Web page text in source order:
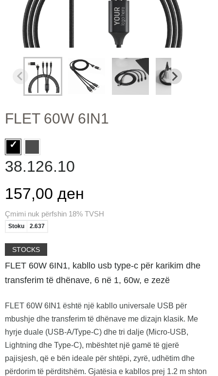
FLET 60W 6IN1
38.126.10
157,00 ден
Çmimi nuk përfshin 18% TVSH
Stoku 2.637
STOCKS
FLET 60W 6IN1, kabllo usb type-c për karikim dhe
transferim të dhënave, 6 në 1, 60w, e zezë
FLET 60W 6IN1 është një kabllo universale USB për
mbushje dhe transferim të dhënave me dizajn klasik. Me
hyrje duale (USB-A/Type-C) dhe tri dalje (Micro-USB,
Lightning dhe Type-C), mbështet një gamë të gjerë
pajisjesh, që e bën ideale për shtëpi, zyrë, udhëtim dhe
përdorim të përditshëm. Gjatësia e kabllos prej 1.2 m shton